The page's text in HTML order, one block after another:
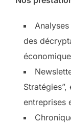
des
entreprises